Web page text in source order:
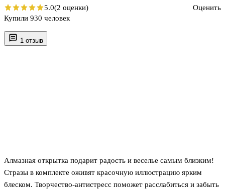
1 отзыв
Алмазная открытка подарит радость и веселье самым близким!
Стразы в комплекте оживят красочную иллюстрацию ярким
блеском. Творчество-антистресс поможет расслабиться и забыть
5.0(2 оценки)
Оценить
Купили 930 человек